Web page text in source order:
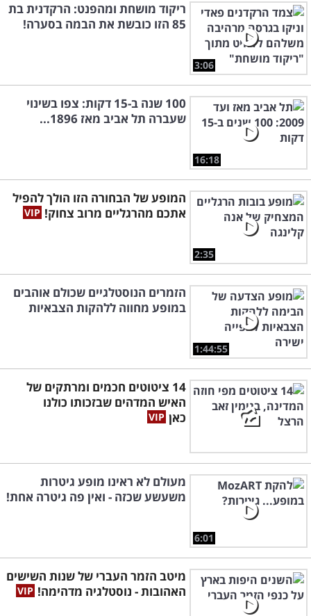
3:06
ריקוד מושחת ומהפנט: הרקדנית בת
85 הזו כובשת את הבמה בסערה!
16:18
100 שנה ב-15 דקות: צפו בשינוי
שעברה תל אביב מאז 1896...
2:35
המופע של הבחורה הזו הולך להפיל
אתכם מהרגליים מרוב צחוק!
1:44:55
הזמרים הנוסטלגיים שכולם אוהבים
במופע מחווה ללהקות הצבאיות
14 ציטוטים חכמים ומרתקים של
האיש המדהים שבזכותו כולנו
כאן
6:01
מעולם לא ראינו מופע גיטרות
משעשע שכזה - ואין פה גיטרה אחת!
מיטב הזמר העברי של שנות השישים
האהובות - נוסטלגיה מדהימה!